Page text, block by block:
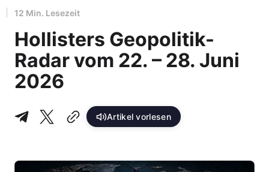
12 Min. Lesezeit
Hollisters Geopolitik-
Radar vom 22. – 28. Juni
2026
Artikel vorlesen